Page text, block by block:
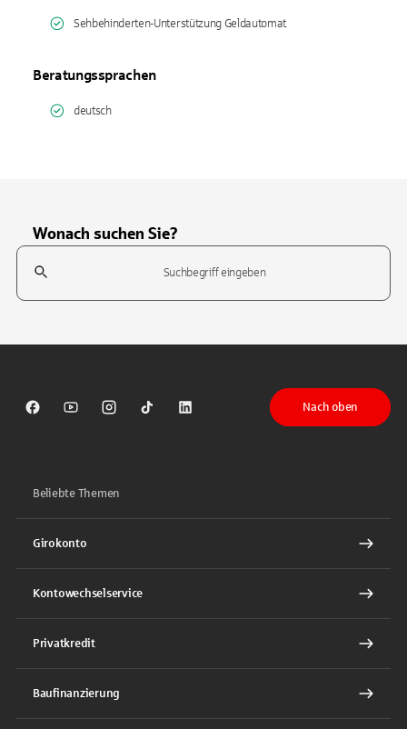
Sehbehinderten-Unterstützung Geldautomat
Beratungssprachen
deutsch
Wonach suchen Sie?
Suchfeld
Sparkasse auf Facebook
Sparkasse auf Youtube
Sparkasse auf Instagram
Sparkasse auf TikTok
Sparkasse auf LinkedIn
Nach oben
Beliebte Themen
Girokonto
Kontowechselservice
Privatkredit
Baufinanzierung